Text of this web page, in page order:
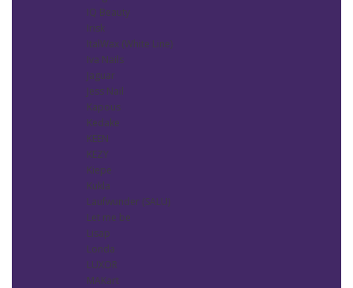
IQ Beauty
Irisk
ItalWax (White Line)
Iva Nails
Jaguar
Jess Nail
Kapous
Kedake
KEEN
KEZY
Kiepe
Kukla
Laufwunder (SALU)
Let me be
Lisap
Londa
LUXOR
MAKart